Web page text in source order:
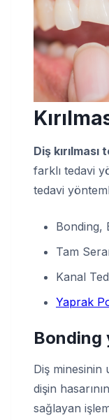
Diş
farklı tedavi
tedavi
Bonding,
Tam
Kanal
Yaprak
Bonding
Diş minesinin
dişin
sağlayan